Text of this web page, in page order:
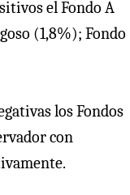
el Fondo A
(1,8%); Fondo
los Fondos
con